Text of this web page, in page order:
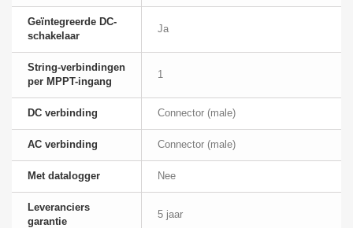
Geïntegreerde DC-
schakelaar
Ja
String-verbindingen
per MPPT-ingang
1
DC verbinding Connector (male)
AC verbinding Connector (male)
Met datalogger Nee
Leveranciers
garantie
5 jaar